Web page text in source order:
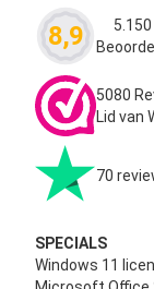
8,9
5.150
5080
Lid van
70
SPECIALS
Windows 11